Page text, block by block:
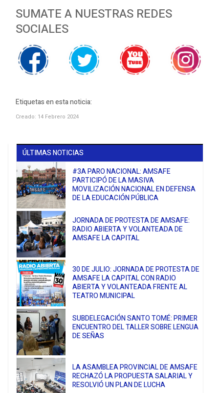
SUMATE A NUESTRAS REDES
SOCIALES
Etiquetas en esta noticia:
Creado: 14 Febrero 2024
ÚLTIMAS NOTICIAS
#3A PARO NACIONAL: AMSAFE
PARTICIPÓ DE LA MASIVA
MOVILIZACIÓN NACIONAL EN DEFENSA
DE LA EDUCACIÓN PÚBLICA
JORNADA DE PROTESTA DE AMSAFE:
RADIO ABIERTA Y VOLANTEADA DE
AMSAFE LA CAPITAL
30 DE JULIO: JORNADA DE PROTESTA DE
AMSAFE LA CAPITAL CON RADIO
ABIERTA Y VOLANTEADA FRENTE AL
TEATRO MUNICIPAL
SUBDELEGACIÓN SANTO TOMÉ: PRIMER
ENCUENTRO DEL TALLER SOBRE LENGUA
DE SEÑAS
LA ASAMBLEA PROVINCIAL DE AMSAFE
RECHAZÓ LA PROPUESTA SALARIAL Y
RESOLVIÓ UN PLAN DE LUCHA